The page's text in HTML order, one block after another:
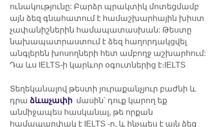
ունակությունը: Բարձր պրակտիկ մոտեցմամբ
այն ձեզ գնահատում է համաշխարհային խիստ
չափանիշներին համապատասխան: Թեստը
նախապատրաստում է ձեզ հաղորդակցվել
անգլերեն խոսողների հետ ամբողջ աշխարհում:
Դա ևս IELTS-ի կարևոր օգուտներից է։IELTS
Տեղեկանալով թեստի յուրաքանչյուր բաժնի և
դրա ձևաչափի մասին՝ դուք կարող եք
անմիջապես հասկանալ, թե որքան
համապարփակ է IELTS -ը, և ինչպես է այն ձեզ